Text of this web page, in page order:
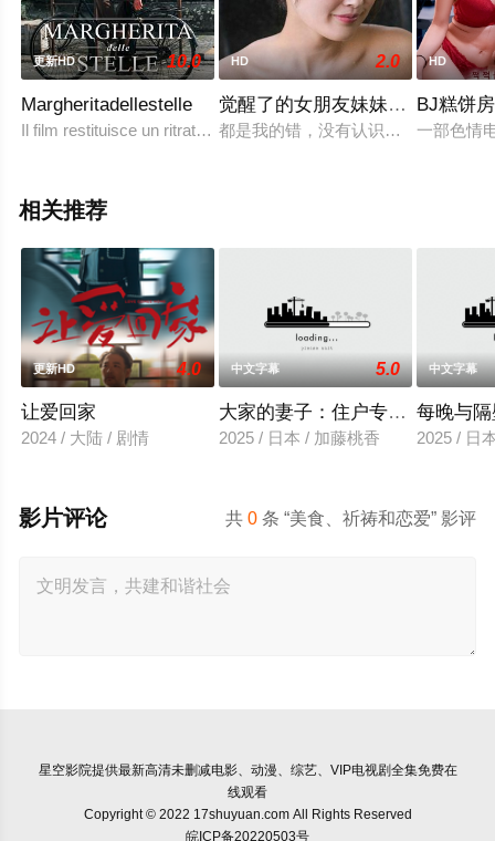
影、电视猫或剧情网等平台了解。
更新HD 10.0
Margheritadellestelle
Il film restituisce un ritratto intimo ed emozionante d
HD 2.0
觉醒了的女朋友妹妹的性欲
都是我的错，没有认识到她姐姐的性
HD
BJ糕饼
一部色情
相关推荐
更新HD 4.0
让爱回家
2024 / 大陆 / 剧情
中文字幕 5.0
大家的妻子：住户专用洞口
2025 / 日本 / 加藤桃香
中文字幕
每晚与
2025 / 日
共0 条 “美食、祈祷和恋爱” 影评
影片评论
星空影院提供最新高清未删减电影、动漫、综艺、VIP电视剧全集免费在
线观看
Copyright © 2022 17shuyuan.com All Rights Reserved
皖ICP备20220503号